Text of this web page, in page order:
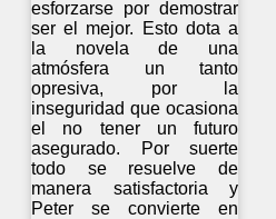
esforzarse por demostrar
ser el mejor. Esto dota a
la novela de una
atmósfera un tanto
opresiva, por la
inseguridad que ocasiona
el no tener un futuro
asegurado. Por suerte
todo se resuelve de
manera satisfactoria y
Peter se convierte en